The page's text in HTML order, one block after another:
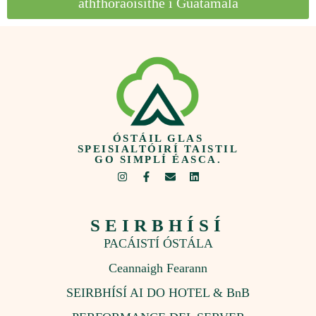
ÓSTÁIL GLAS
SPEISIALTÓIRÍ TAISTIL
GO SIMPLÍ ÉASCA.
SEIRBHÍSÍ
PACÁISTÍ ÓSTÁLA
Ceannaigh Fearann
SEIRBHÍSÍ AI DO HOTEL & BnB